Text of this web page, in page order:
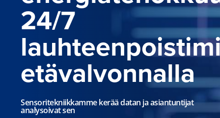
24/7
etävalvonnalla
Sensoritekniikkamme kerää datan ja asiantuntijat
analysoivat sen